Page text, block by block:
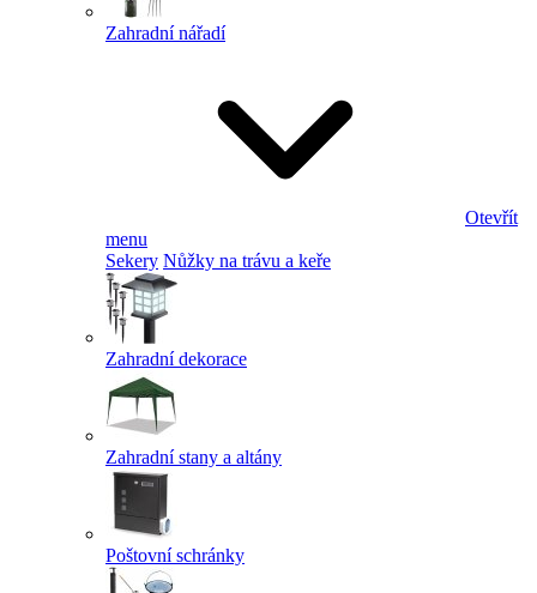
Zahradní nářadí
Otevřít
menu
Sekery Nůžky na trávu a keře
Zahradní dekorace
Zahradní stany a altány
Poštovní schránky